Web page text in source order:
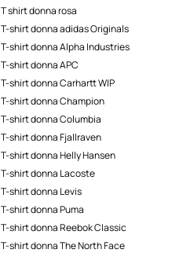
T shirt donna rosa
T-shirt donna adidas Originals
T-shirt donna Alpha Industries
T-shirt donna APC
T-shirt donna Carhartt WIP
T-shirt donna Champion
T-shirt donna Columbia
T-shirt donna Fjallraven
T-shirt donna Helly Hansen
T-shirt donna Lacoste
T-shirt donna Levis
T-shirt donna Puma
T-shirt donna Reebok Classic
T-shirt donna The North Face